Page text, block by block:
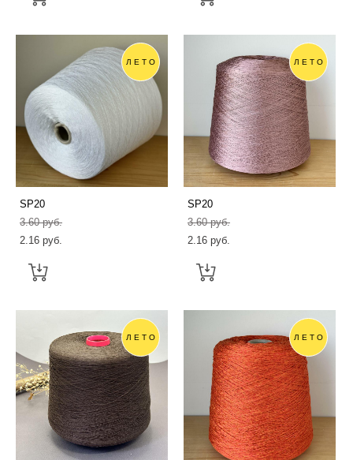
ЛЕТО
SP20
3.60 pуб.
2.16 pуб.
ЛЕТО
SP20
3.60 pуб.
2.16 pуб.
ЛЕТО ЛЕТО